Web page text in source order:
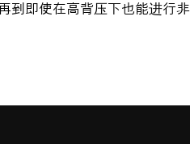
到即使在高背压下也能进行